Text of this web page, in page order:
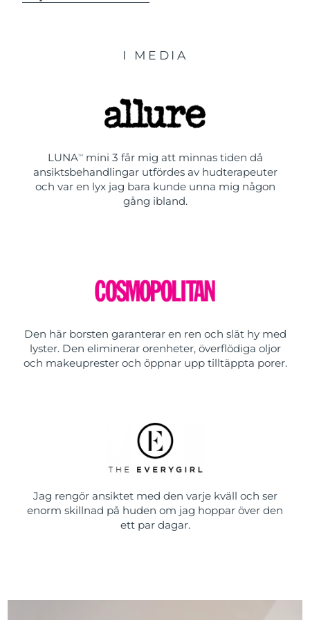
I MEDIA
LUNATMmini 3 får mig att minnas tiden då
ansiktsbehandlingar utfördes av hudterapeuter
och var en lyx jag bara kunde unna mig någon
gång ibland.
Den här borsten garanterar en ren och slät hy med
lyster. Den eliminerar orenheter, överflödiga oljor
och makeuprester och öppnar upp tilltäppta porer.
Jag rengör ansiktet med den varje kväll och ser
enorm skillnad på huden om jag hoppar över den
ett par dagar.